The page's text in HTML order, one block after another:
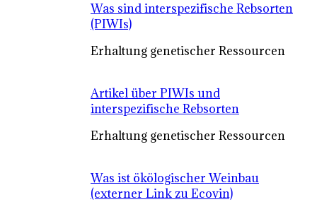
Was sind interspezifische Rebsorten
(PIWIs)
Erhaltung genetischer Ressourcen
Artikel über PIWIs und
interspezifische Rebsorten
Erhaltung genetischer Ressourcen
Was ist ökölogischer Weinbau
(externer Link zu Ecovin)